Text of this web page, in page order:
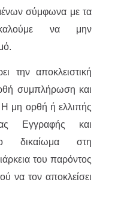
σύμφωνα με τα
να μην
την αποκλειστική
συμπλήρωση και
μη ορθή ή ελλιπής
Εγγραφής και
δικαίωμα στη
του παρόντος
να τον αποκλείσει